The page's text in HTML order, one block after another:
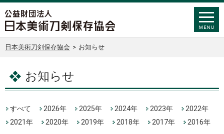
日本美術刀剣保存協会 > お知らせ
お知らせ
すべて 2026年 2025年 2024年 2023年
2022年
2021年
2020年 2019年 2018年 2017年 2016年